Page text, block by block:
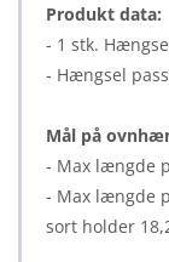
Produkt data:
- 1 stk.
- Hængsel
Mål på
- Max længde
- Max længde
sort holder